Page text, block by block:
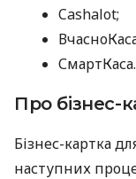
Cashalot;
СмартКаса.
Про бізнес-
Бізнес-картка
наступних